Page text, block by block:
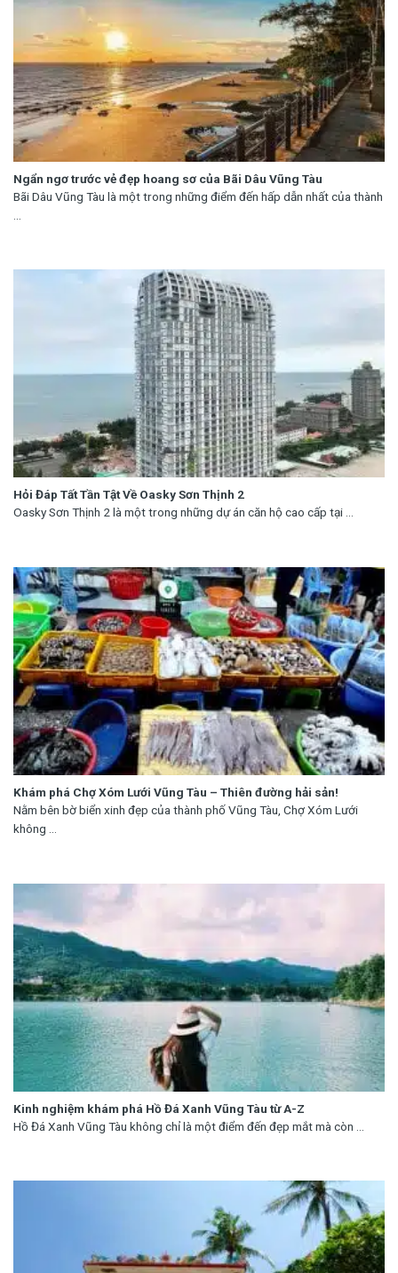
Ngẩn ngơ trước vẻ đẹp hoang sơ của Bãi Dâu Vũng Tàu
Bãi Dâu Vũng Tàu là một trong những điểm đến hấp dẫn nhất của thành
...
Hỏi Đáp Tất Tần Tật Về Oasky Sơn Thịnh 2
Oasky Sơn Thịnh 2 là một trong những dự án căn hộ cao cấp tại ...
Khám phá Chợ Xóm Lưới Vũng Tàu – Thiên đường hải sản!
Nằm bên bờ biển xinh đẹp của thành phố Vũng Tàu, Chợ Xóm Lưới
không ...
Kinh nghiệm khám phá Hồ Đá Xanh Vũng Tàu từ A-Z
Hồ Đá Xanh Vũng Tàu không chỉ là một điểm đến đẹp mắt mà còn ...